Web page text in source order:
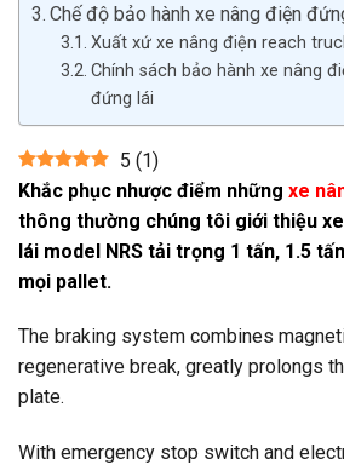
Chế độ bảo hành xe nâng điện
Xuất xứ xe nâng điện reach
Chính sách bảo hành xe nâng
đứng lái
5 (1)
Khắc phục nhược điểm những xe
thông thường chúng tôi giới thiệu
lái model NRS tải trọng 1 tấn, 1.5
mọi pallet.
The braking system combines
regenerative break, greatly prolongs
plate.
With emergency stop switch and